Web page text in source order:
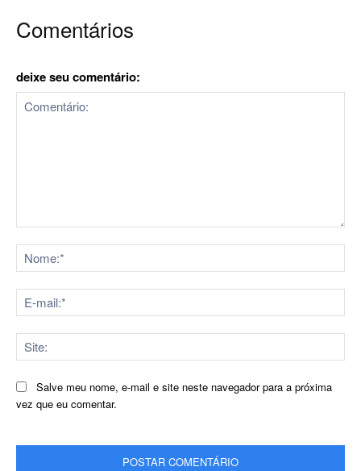
Comentários
deixe seu comentário:
Salve meu nome, e-mail e site neste navegador para a próxima
vez que eu comentar.